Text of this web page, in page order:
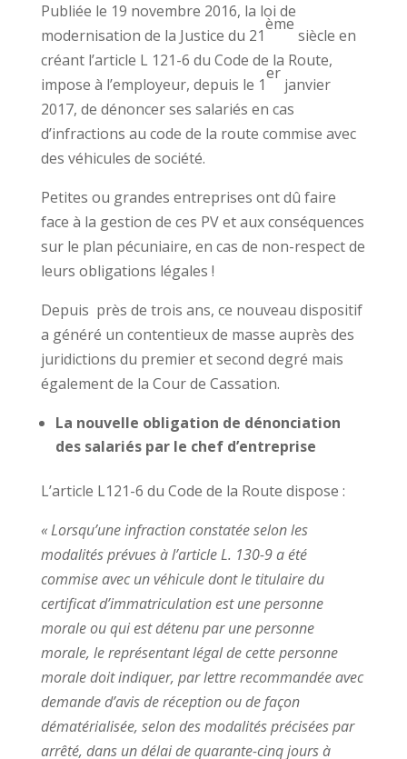
Publiée le 19 novembre 2016, la loi de
modernisation de la Justice du 21
ème
siècle en
créant l’article L 121-6 du Code de la Route,
impose à l’employeur, depuis le 1
er
janvier
2017, de dénoncer ses salariés en cas
d’infractions au code de la route commise avec
des véhicules de société.
Petites ou grandes entreprises ont dû faire
face à la gestion de ces PV et aux conséquences
sur le plan pécuniaire, en cas de non-respect de
leurs obligations légales !
Depuis près de trois ans, ce nouveau dispositif
a généré un contentieux de masse auprès des
juridictions du premier et second degré mais
également de la Cour de Cassation.
La nouvelle obligation de dénonciation
des salariés par le chef d’entreprise
L’article L121-6 du Code de la Route dispose :
« Lorsqu’une infraction constatée selon les
modalités prévues à l’article L. 130-9 a été
commise avec un véhicule dont le titulaire du
certificat d’immatriculation est une personne
morale ou qui est détenu par une personne
morale, le représentant légal de cette personne
morale doit indiquer, par lettre recommandée avec
demande d’avis de réception ou de façon
dématérialisée, selon des modalités précisées par
arrêté, dans un délai de quarante-cinq jours à